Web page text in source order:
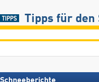
Tipps für
Schneeberichte